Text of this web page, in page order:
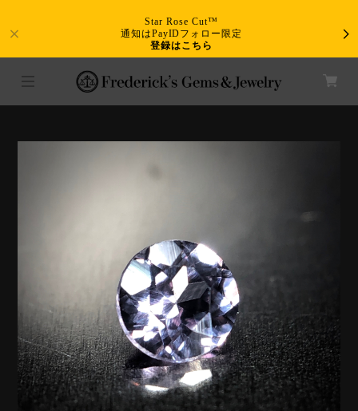
Star Rose Cut™
通知はPayIDフォロー限定
登録はこちら